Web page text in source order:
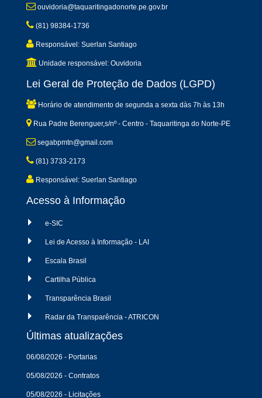
ouvidoria@taquaritingadonorte.pe.gov.br
(81) 98384-1736
Responsável: Suerlan Santiago
Unidade responsável: Ouvidoria
Lei Geral de Proteção de Dados (LGPD)
Horário de atendimento de segunda a sexta dàs 7h às 13h
Rua Padre Berenguer,s/nº - Centro - Taquaritinga do Norte-PE
segabpmtn@gmail.com
(81) 3733-2173
Responsável: Suerlan Santiago
Acesso à Informação
e-SIC
Lei de Acesso à Informação - LAI
Escala Brasil
Cartilha Pública
Transparência Brasil
Radar da Transparência - ATRICON
Últimas atualizações
06/08/2026 - Portarias
05/08/2026 - Contratos
05/08/2026 - Licitações